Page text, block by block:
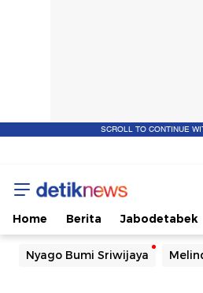
SCROLL TO CONTINUE
Home Berita Jabodetabek
Nyago Bumi Sriwijaya